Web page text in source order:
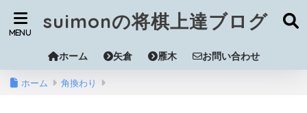
suimonの将棋上達ブログ
ホーム 矢倉 雁木 お問い合わせ
ホーム 角換わり